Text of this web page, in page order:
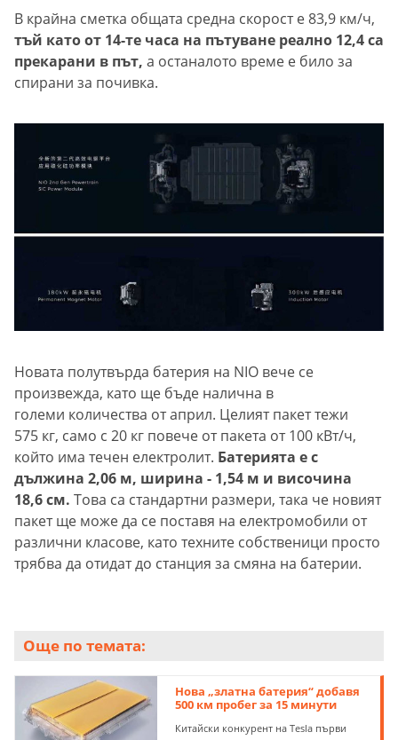
В крайна сметка общата средна скорост е 83,9 км/ч,
тъй като от 14-те часа на пътуване реално 12,4 са
прекарани в път, а останалото време е било за
спирани за почивка.
Новата полутвърда батерия на NIO вече се
произвежда, като ще бъде налична в
големи количества от април. Целият пакет тежи
575 кг, само с 20 кг повече от пакета от 100 кВт/ч,
който има течен електролит. Батерията е с
дължина 2,06 м, ширина - 1,54 м и височина
18,6 см. Това са стандартни размери, така че новият
пакет ще може да се поставя на електромобили от
различни класове, като техните собственици просто
трябва да отидат до станция за смяна на батерии.
Още по темата:
Нова „златна батерия“ добавя
500 км пробег за 15 минути
Китайски конкурент на Tesla първи